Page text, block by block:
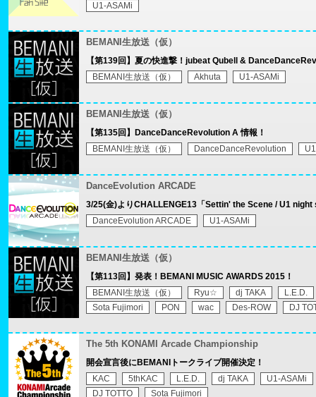
U1-ASAMi
BEMANI生放送（仮）
【第139回】夏の快進撃！jubeat Qubell &
BEMANI生放送（仮）
Akhuta U1-ASAMi
BEMANI生放送（仮）
【第135回】DanceDanceRevolution A 情報！
BEMANI生放送（仮）
DanceDanceRevolution
DanceEvolution ARCADE
3/25(金)よりCHALLENGE13「Settin' the Scene / U1 night
DanceEvolution ARCADE
U1-ASAMi
BEMANI生放送（仮）
【第113回】発表！BEMANI MUSIC AWARDS 2015！
BEMANI生放送（仮）
Ryu☆ dj TAKA
L.E.D.
Sota Fujimori
PON wac Des-ROW DJ
The 5th KONAMI Arcade Championship
開会宣言後にBEMANIトークライブ開催決定！
KAC
5thKAC L.E.D. dj TAKA
U1-ASAMi
DJ TOTTO
Sota Fujimori